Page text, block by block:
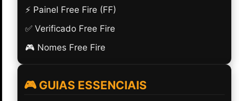
⚡ Painel Free Fire (FF)
✅ Verificado Free Fire
🎮 Nomes Free Fire
🎮 GUIAS ESSENCIAIS